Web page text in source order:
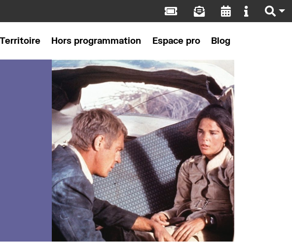
Territoire Hors programmation Espace pro Blog